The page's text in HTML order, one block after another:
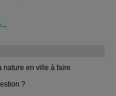
nature en ville à faire
?